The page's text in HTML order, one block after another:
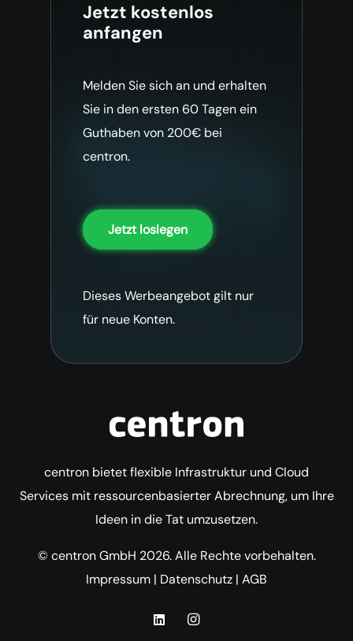
Jetzt kostenlos
anfangen
Melden Sie sich an und erhalten
Sie in den ersten 60 Tagen ein
Guthaben von 200€ bei
centron.
Jetzt loslegen
Dieses Werbeangebot gilt nur
für neue Konten.
centron bietet flexible Infrastruktur und Cloud
Services mit ressourcenbasierter Abrechnung, um Ihre
Ideen in die Tat umzusetzen.
© centron GmbH 2026. Alle Rechte vorbehalten.
Impressum | Datenschutz | AGB